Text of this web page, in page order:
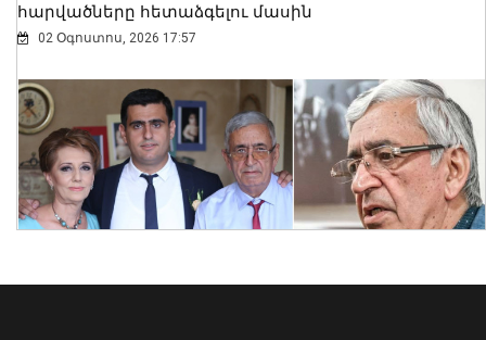
հարվածները հետաձգելու մասին
02 Օգոստոս, 2026 17:57